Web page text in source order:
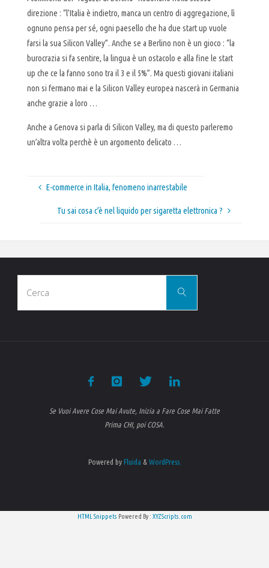
direzione : “l’Italia è indietro, manca un centro di aggregazione, lì
ognuno pensa per sé, ogni paesello che ha due start up vuole
farsi la sua Silicon Valley”. Anche se a Berlino non è un gioco : “la
burocrazia si fa sentire, la lingua è un ostacolo e alla fine le start
up che ce la fanno sono tra il 3 e il 5%”. Ma questi giovani italiani
non si fermano mai e la Silicon Valley europea nascerà in Germania
anche grazie a loro …
Anche a Genova si parla di Silicon Valley, ma di questo parleremo
un’altra volta perchè è un argomento delicato …
E-commerce in Italia, fenomeno inarrestabile
Tu sai cosa c’è nel liquido per sigaretta elettronica ?
Cerca
Se Vuoi Avere Cose Mai Avute, Inizia a Fare Cose Mai Fatte
Prima CHI, poi COSA.
Powered byFluida & WordPress.
HTML Snippets Powered By : XYZScripts.com